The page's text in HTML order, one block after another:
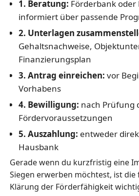
1. Beratung: Förderbank
informiert über passende
2. Unterlagen
Gehaltsnachweise,
Finanzierungsplan
3. Antrag einreichen: vor
Vorhabens
4. Bewilligung: nach Prüfung
Fördervoraussetzungen
5. Auszahlung: entweder
Hausbank
Gerade wenn du kurzfristig eine
Siegen erwerben möchtest, ist
Klärung der Förderfähigkeit